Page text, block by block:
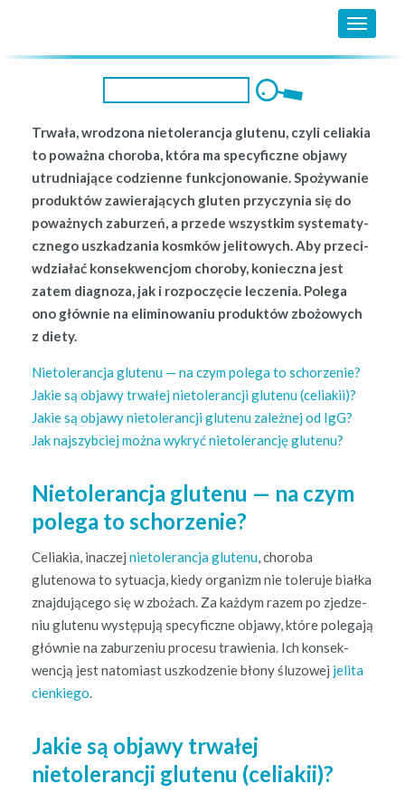
MENU
Trwała, wrod­zona nietol­er­anc­ja glutenu, czyli celi­akia
to poważ­na choro­ba, która ma specy­ficzne objawy
utrud­ni­a­jące codzi­enne funkcjonowanie. Spoży­wanie
pro­duk­tów zaw­ier­a­ją­cych gluten przy­czy­nia się do
poważnych zaburzeń, a przede wszys­tkim sys­tem­aty­
cznego uszkadza­nia kosmków jeli­towych. Aby prze­ci­
wdzi­ałać kon­sek­wencjom choro­by, koniecz­na jest
zatem diag­noza, jak i rozpoczę­cie leczenia. Pole­ga
ono głównie na elim­i­nowa­niu pro­duk­tów zbożowych
z diety.
Nietol­er­anc­ja glutenu — na czym pole­ga to schorzenie?
Jakie są objawy trwałej nietol­er­ancji glutenu (celi­akii)?
Jakie są objawy nietol­er­ancji glutenu zależnej od IgG?
Jak najszy­b­ciej moż­na wykryć nietol­er­ancję glutenu?
Nietolerancja glutenu — na czym
polega to schorzenie?
Celi­akia, inaczej nietol­er­anc­ja glutenu, choro­ba
glutenowa to sytu­ac­ja, kiedy orga­nizm nie toleru­je biał­ka
zna­j­du­jącego się w zbożach. Za każdym razem po zjedze­
niu glutenu wys­tępu­ją specy­ficzne objawy, które pole­ga­ją
głównie na zaburze­niu pro­ce­su traw­ienia. Ich kon­sek­
wencją jest nato­mi­ast uszkodze­nie błony ślu­zowej jeli­ta
cienkiego.
Jakie są objawy trwałej
nietolerancji glutenu (celiakii)?